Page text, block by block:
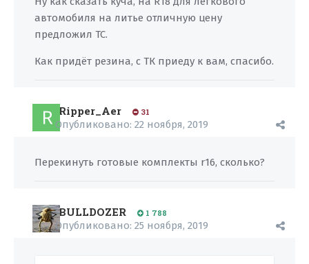
автомобиля на литье отличную цену
предложил ТС.
Как придёт резина, с ТК приеду к вам, спасибо.
Ripper_Aer 31
Опубликовано: 22 ноября, 2019
Перекинуть готовые комплекты r16, сколько?
BULLDOZER 1 788
Опубликовано: 25 ноября, 2019